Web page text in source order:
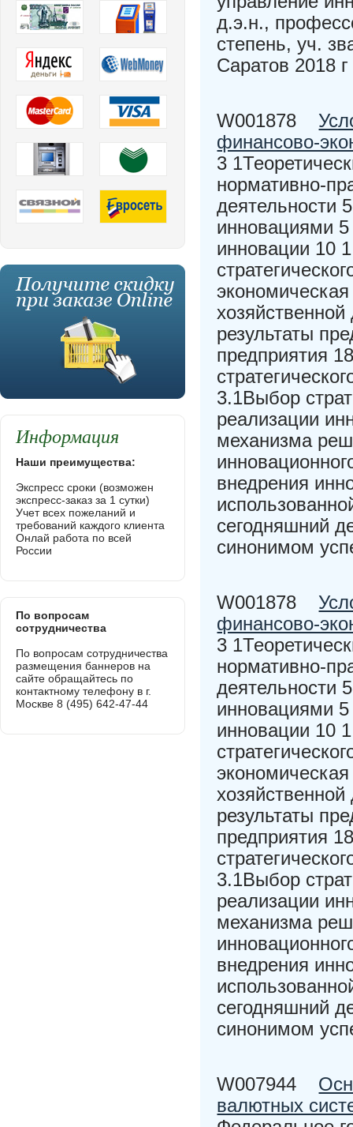
д.э.н.,
степень, уч.
Саратов 2018
W001878
финансово-
3
нормативно-
деятельности
инновациями
инновации 10
результаты
предприятия
3.1Выбор
реализации
механизма
внедрения
сегодняшний
синонимом
W001878
финансово-
3
нормативно-
деятельности
инновациями
инновации 10
результаты
предприятия
3.1Выбор
реализации
механизма
внедрения
сегодняшний
синонимом
W007944
валютных
Информация
Наши преимущества:
Экспресс сроки (возможен
экспресс-заказ за 1 сутки)
Учет всех пожеланий и
требований каждого клиента
Онлай работа по всей
России
По вопросам
сотрудничества
По вопросам сотрудничества
размещения баннеров на
сайте обращайтесь по
контактному телефону в г.
Москве 8 (495) 642-47-44